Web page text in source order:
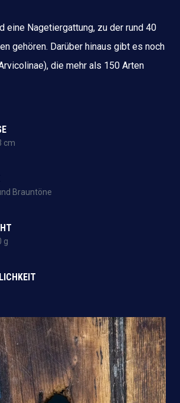
eine Nagetiergattung, zu der rund 40
gehören. Darüber hinaus gibt es noch
die mehr als 150 Arten
cm
Brauntöne
g